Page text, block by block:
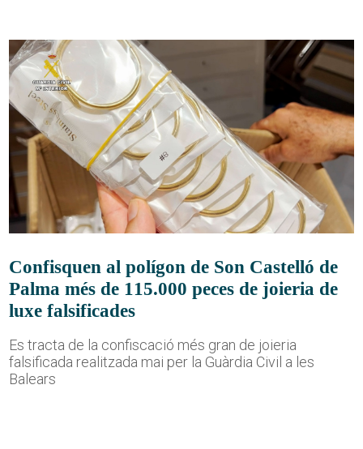
Confisquen al polígon de Son Castelló de
Palma més de 115.000 peces de joieria de
luxe falsificades
Es tracta de la confiscació més gran de joieria
falsificada realitzada mai per la Guàrdia Civil a les
Balears